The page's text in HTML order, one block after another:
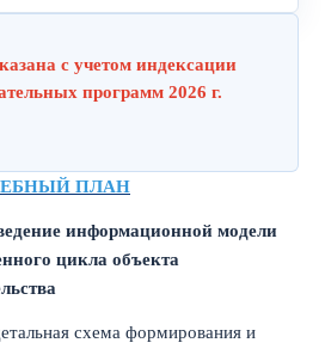
с учетом индексации
программ 2026 г.
ПЛАН
информационной модели
цикла объекта
схема формирования и